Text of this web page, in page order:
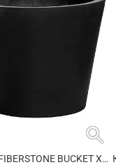
search
КАШПО FIBERSTONE BUCKET XS BLACK